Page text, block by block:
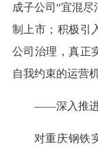
成子公司“宜混尽
制上市；积极引
公司治理，真正
自我约束的运营机
——深入推进
对重庆钢铁